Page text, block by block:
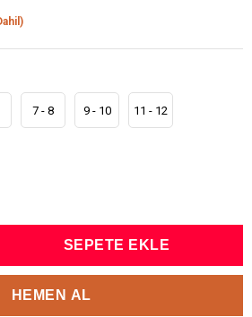
7 - 8 9 - 10 11 - 12